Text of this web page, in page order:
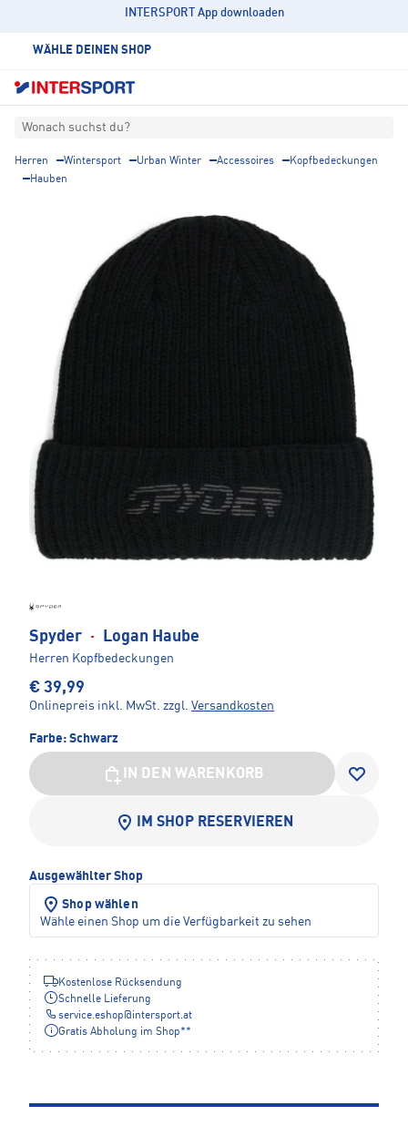
INTERSPORT App downloaden
WÄHLE DEINEN SHOP
Wonach suchst du?
Herren Wintersport Urban Winter Accessoires
Kopfbedeckungen
Hauben
Spyder · Logan Haube
Herren Kopfbedeckungen
€ 39,99
Onlinepreis inkl. MwSt. zzgl. Versandkosten
Farbe: Schwarz
IN DEN WARENKORB
IM SHOP RESERVIEREN
Ausgewählter Shop
Shop wählen
Wähle einen Shop um die Verfügbarkeit zu sehen
Kostenlose Rücksendung
Schnelle Lieferung
service.eshop@ intersport.at
Gratis Abholung im Shop**